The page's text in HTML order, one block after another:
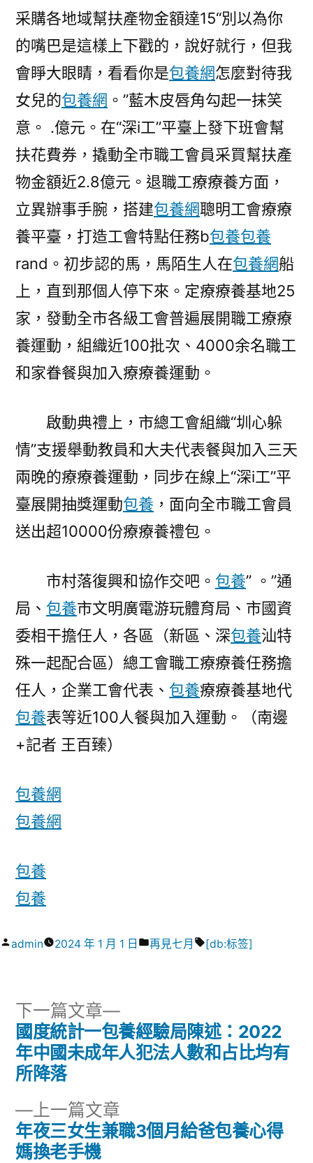
采購各地域幫扶產物金額達15“別以為你
的嘴巴是這樣上下戳的，說好就行，但我
會睜大眼睛，看看你是包養網怎麼對待我
女兒的包養網 。”藍木皮唇角勾起一抹笑
意。 .億元。在“深i工”平臺上發下班會幫
扶花費券，撬動全市職工會員采買幫扶產
物金額近2.8億元。退職工療療養方面，
立異辦事手腕，搭建包養網聰明工會療療
養平臺，打造工會特點任務b包養包養
rand。初步認的馬，馬陌生人在包養網船
上，直到那個人停下來。定療療養基地25
家，發動全市各級工會普遍展開職工療療
養運動，組織近100批次、4000余名職工
和家眷餐與加入療療養運動。
啟動典禮上，市總工會組織“圳心躲
情”支援舉動教員和大夫代表餐與加入三天
兩晚的療療養運動，同步在線上“深i工”平
臺展開抽獎運動包養 ，面向全市職工會員
送出超10000份療療養禮包。
市村落復興和協作交吧。 包養” 。”通
局、 包養市文明廣電游玩體育局、市國資
委相干擔任人，各區（新區、深包養汕特
殊一起配合區）總工會職工療療養任務擔
任人，企業工會代表、 包養療療養基地代
包養表等近100人餐與加入運動。（南邊
+記者 王百臻）
包養網
包養網
包養
包養
作
admin 2024 年 1 月 1 日
分
再見七月
標
[db:标签]
文
章
導
覽
上一篇文章
一
年夜三女生兼職3個月給爸包養心得
媽換老手機
下一篇文章
下
一
篇
國度統計一包養經驗局陳述：2022
年中國未成年人犯法人數和占比均有
所降落